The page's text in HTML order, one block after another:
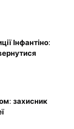
Інфантіно:
захисник